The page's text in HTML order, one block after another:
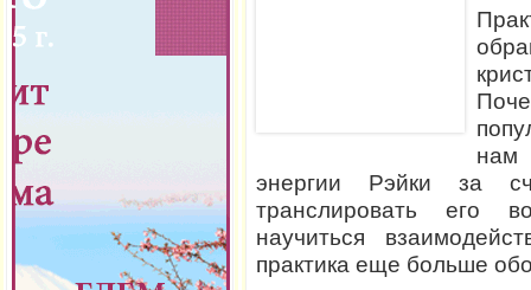
нам
энергии Рэйки за
транслировать его
научиться
практика еще больше